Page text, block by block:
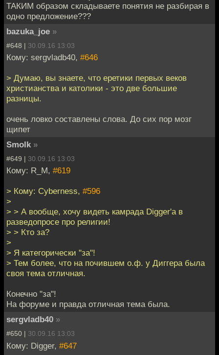
ТАКИМ образом складываете понятия не разбирая в
одно предложение???
bazuka_joe »
#648 | 30.09.16 13:03
Кому: sergvladb40, #646
> Думаю, вы знаете, что еретики первых веков
христианства и католики - это две большие
разницы.
очень ловко составлены слова. До сих пор мозг
щипет
Smolk »
#649 | 30.09.16 13:03
Кому: R_M, #619
> Кому: Cyberness, #596
>
> > А вообще, хочу видеть камрада Digger'а в
разведопросе про религии!
> > Кто за?
>
> Я категорически "за"!
> Тем более, что на почившем о.ф. у Диггера была
своя тема отличная.
Конечно "за"!
На форуме и правда отличная тема была.
sergvladb40 »
#650 | 30.09.16 13:03
Кому: Digger, #647